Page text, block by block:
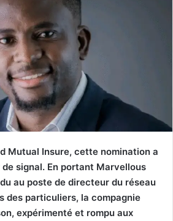
Mutual Insure, cette nomination a
signal. En portant Marvellous
au poste de directeur du réseau
des particuliers, la compagnie
expérimenté et rompu aux